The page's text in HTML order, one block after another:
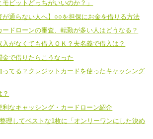
モビットどっちがいいのか？」
が通らない人へ】○○を担保にお金を借りる方法
ードローンの審査、転勤が多い人はどうなる？
入がなくても借入ＯＫ？夫名義で借入は？
金で借りたらこうなった
ってる？クレジットカードを使ったキャッシング
？
利なキャッシング・カードローン紹介
理してベストな1枚に「オンリーワンにした決め